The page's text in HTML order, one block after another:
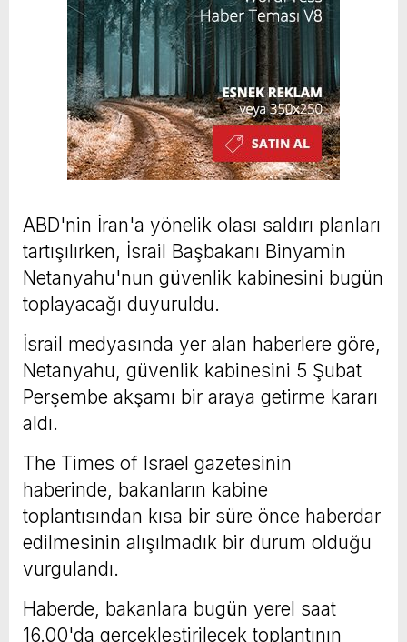
ABD'nin İran'a yönelik olası saldırı planları
tartışılırken, İsrail Başbakanı Binyamin
Netanyahu'nun güvenlik kabinesini bugün
toplayacağı duyuruldu.
İsrail medyasında yer alan haberlere göre,
Netanyahu, güvenlik kabinesini 5 Şubat
Perşembe akşamı bir araya getirme kararı
aldı.
The Times of Israel gazetesinin
haberinde, bakanların kabine
toplantısından kısa bir süre önce haberdar
edilmesinin alışılmadık bir durum olduğu
vurgulandı.
Haberde, bakanlara bugün yerel saat
16.00'da gerçekleştirilecek toplantının